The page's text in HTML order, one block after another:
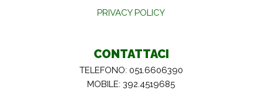
PRIVACY POLICY
CONTATTACI
TELEFONO: 051.6606390
MOBILE: 392.4519685